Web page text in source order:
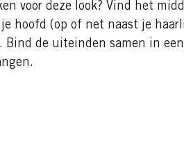
voor deze look? Vind het
hoofd (op of net naast je
Bind de uiteinden samen in